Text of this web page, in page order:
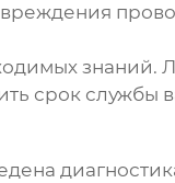
знаний.
срок службы